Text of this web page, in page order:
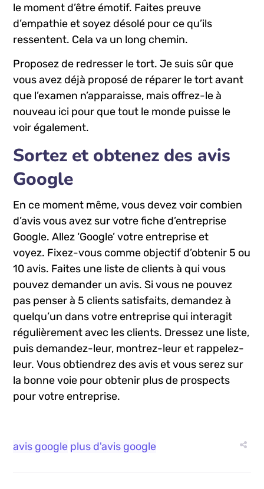
le moment d’être émotif. Faites preuve
d’empathie et soyez désolé pour ce qu’ils
ressentent. Cela va un long chemin.
Proposez de redresser le tort. Je suis sûr que
vous avez déjà proposé de réparer le tort avant
que l’examen n’apparaisse, mais offrez-le à
nouveau ici pour que tout le monde puisse le
voir également.
Sortez et obtenez des avis
Google
En ce moment même, vous devez voir combien
d’avis vous avez sur votre fiche d’entreprise
Google. Allez ‘Google’ votre entreprise et
voyez. Fixez-vous comme objectif d’obtenir 5 ou
10 avis. Faites une liste de clients à qui vous
pouvez demander un avis. Si vous ne pouvez
pas penser à 5 clients satisfaits, demandez à
quelqu’un dans votre entreprise qui interagit
régulièrement avec les clients. Dressez une liste,
puis demandez-leur, montrez-leur et rappelez-
leur. Vous obtiendrez des avis et vous serez sur
la bonne voie pour obtenir plus de prospects
pour votre entreprise.
avis google plus d'avis google